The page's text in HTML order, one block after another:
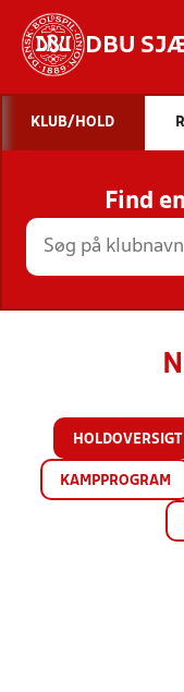
DBU
STILLINGER,
KLUB/HOLD
Find
HOLDOVERSIGT
KAMPPROGRAM